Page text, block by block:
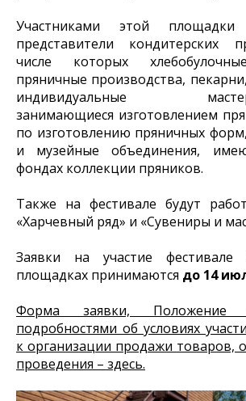
Участниками этой
представители кондитерских
числе которых
пряничные производства,
индивидуальные мастера-
занимающиеся изготовлением
по изготовлению пряничных
и музейные объединения,
фондах коллекции пряников.
Также на фестивале будут
«Харчевный ряд» и «Сувениры и
Заявки на участие
площадках принимаются до 14
Форма заявки, Положение
подробностями об условиях
к организации продажи товаров,
проведения – здесь.